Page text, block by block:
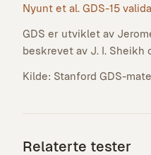
Nyunt et al. GDS-15
GDS er utviklet av
beskrevet av J. I. Sheikh
Kilde: Stanford GDS-
Relaterte tester